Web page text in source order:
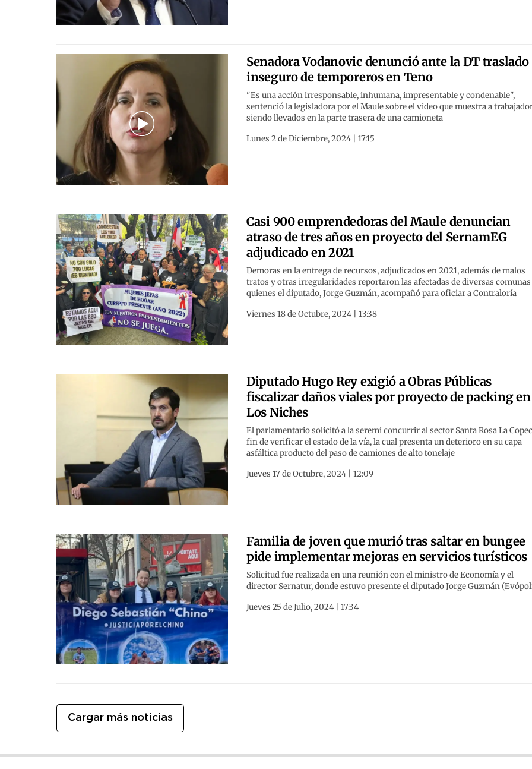
Senadora Vodanovic denunció ante la DT traslado
inseguro de temporeros en Teno
"Es una acción irresponsable, inhumana, impresentable y condenable",
sentenció la legisladora por el Maule sobre el video que muestra a
siendo llevados en la parte trasera de una camioneta
Lunes 2 de Diciembre, 2024 | 17:15
Casi 900 emprendedoras del Maule denuncian
atraso de tres años en proyecto del SernamEG
adjudicado en 2021
Demoras en la entrega de recursos, adjudicados en 2021, además de malos
tratos y otras irregularidades reportaron las afectadas de diversas comunas
quienes el diputado, Jorge Guzmán, acompañó para oficiar a Contraloría
Viernes 18 de Octubre, 2024 | 13:38
Diputado Hugo Rey exigió a Obras Públicas
fiscalizar daños viales por proyecto de packing en
Los Niches
El parlamentario solicitó a la seremi concurrir al sector Santa Rosa La
fin de verificar el estado de la vía, la cual presenta un deterioro en su capa
asfáltica producto del paso de camiones de alto tonelaje
Jueves 17 de Octubre, 2024 | 12:09
Familia de joven que murió tras saltar en bungee
pide implementar mejoras en servicios turísticos
Solicitud fue realizada en una reunión con el ministro de Economía y el
director Sernatur, donde estuvo presente el diputado Jorge Guzmán
Jueves 25 de Julio, 2024 | 17:34
Cargar más noticias